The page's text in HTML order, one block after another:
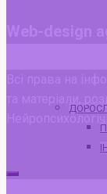
Web-design
та матеріали,